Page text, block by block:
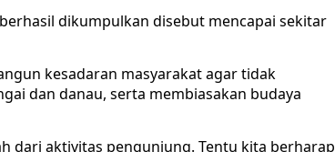
dikumpulkan disebut mencapai sekitar
kesadaran masyarakat agar tidak
dan danau, serta membiasakan budaya
dari aktivitas pengunjung. Tentu kita berharap